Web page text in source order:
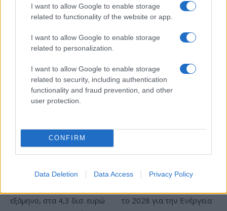
I want to allow Google to enable storage
related to functionality of the website or app.
I want to allow Google to enable storage
related to personalization.
I want to allow Google to enable storage
related to security, including authentication
functionality and fraud prevention, and other
user protection.
CONFIRM
Data Deletion Data Access Privacy Policy
Ουκρανία: Με Μίχαϊλιουκ
και Λεν κόντρα στην Ελλάδα
Πάρκερ: «Όνειρό μου να
διευκρινιστική ανάρτηση
που έκανε
HELLENiQ ENERGY: Κέρδη 393 εκατ. ευρώ στο α' εξάμηνο –
Στα 734 εκατ. ευρώ τα EBITDA